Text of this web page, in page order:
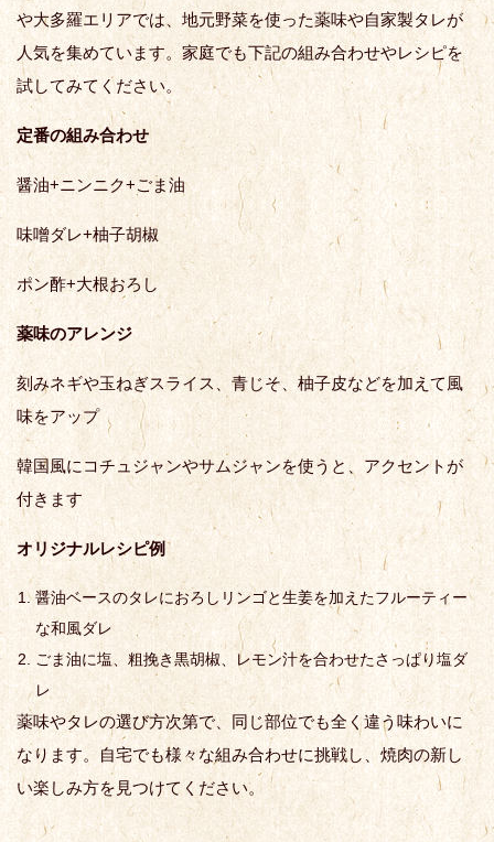
や大多羅エリアでは、地元野菜を使った薬味や自家製タレが
人気を集めています。家庭でも下記の組み合わせやレシピを
試してみてください。
定番の組み合わせ
醤油+ニンニク+ごま油
味噌ダレ+柚子胡椒
ポン酢+大根おろし
薬味のアレンジ
刻みネギや玉ねぎスライス、青じそ、柚子皮などを加えて風
味をアップ
韓国風にコチュジャンやサムジャンを使うと、アクセントが
付きます
オリジナルレシピ例
醤油ベースのタレにおろしリンゴと生姜を加えたフルーティー
な和風ダレ
ごま油に塩、粗挽き黒胡椒、レモン汁を合わせたさっぱり塩ダ
レ
薬味やタレの選び方次第で、同じ部位でも全く違う味わいに
なります。自宅でも様々な組み合わせに挑戦し、焼肉の新し
い楽しみ方を見つけてください。